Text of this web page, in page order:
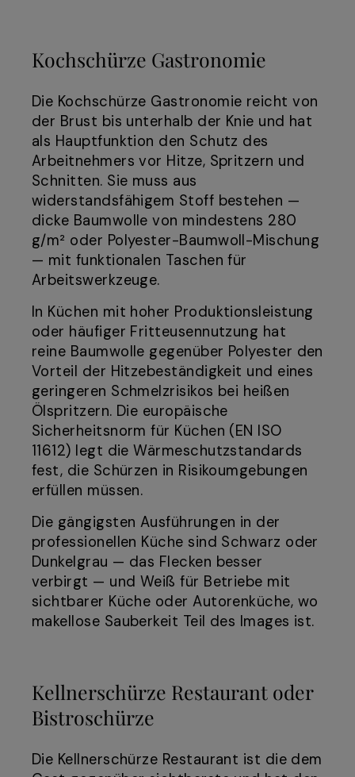
Kochschürze Gastronomie
Die Kochschürze Gastronomie reicht von
der Brust bis unterhalb der Knie und hat
als Hauptfunktion den Schutz des
Arbeitnehmers vor Hitze, Spritzern und
Schnitten. Sie muss aus
widerstandsfähigem Stoff bestehen —
dicke Baumwolle von mindestens 280
g/m² oder Polyester-Baumwoll-Mischung
— mit funktionalen Taschen für
Arbeitswerkzeuge.
In Küchen mit hoher Produktionsleistung
oder häufiger Fritteusennutzung hat
reine Baumwolle gegenüber Polyester den
Vorteil der Hitzebeständigkeit und eines
geringeren Schmelzrisikos bei heißen
Ölspritzern. Die europäische
Sicherheitsnorm für Küchen (EN ISO
11612) legt die Wärmeschutzstandards
fest, die Schürzen in Risikoumgebungen
erfüllen müssen.
Die gängigsten Ausführungen in der
professionellen Küche sind Schwarz oder
Dunkelgrau — das Flecken besser
verbirgt — und Weiß für Betriebe mit
sichtbarer Küche oder Autorenküche, wo
makellose Sauberkeit Teil des Images ist.
Kellnerschürze Restaurant oder
Bistroschürze
Die Kellnerschürze Restaurant ist die dem